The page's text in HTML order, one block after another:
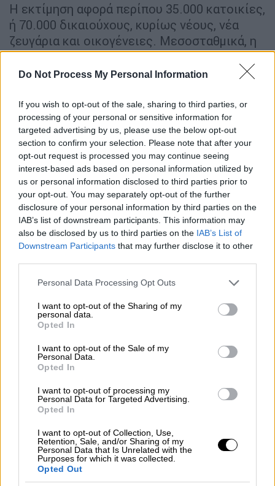
Do Not Process My Personal Information
If you wish to opt-out of the sale, sharing to third parties, or
processing of your personal or sensitive information for
targeted advertising by us, please use the below opt-out
section to confirm your selection. Please note that after your
opt-out request is processed you may continue seeing
interest-based ads based on personal information utilized by
us or personal information disclosed to third parties prior to
your opt-out. You may separately opt-out of the further
disclosure of your personal information by third parties on the
IAB’s list of downstream participants. This information may
also be disclosed by us to third parties on the IAB’s List of
Downstream Participants that may further disclose it to other
Please note that this website/app uses one or more Google
not limited to your visit or usage behaviour. You may click to
grant or deny consent to Google and its third-party tags to
use your data for below specified purposes in below Google
consent section.
Personal Data Processing Opt Outs
I want to opt-out of the Sharing of my
personal data.
Opted In
I want to opt-out of the Sale of my
Personal Data.
Opted In
I want to opt-out of processing my
Personal Data for Targeted Advertising.
Opted In
I want to opt-out of Collection, Use,
Retention, Sale, and/or Sharing of my
Personal Data that Is Unrelated with the
Purposes for which it was collected.
Opted Out
Η εκτίμηση αφορά περίπου 35.000 κατοικίες,
ή 70.000 δικαιούχους, κυρίως νέους, νέα
ζευγάρια και οικογένειες. Μεσοσταθμικά, η
εγγύηση του Δημοσίου ανά στεγαστικό
δάνειο υπολογίζεται σε 55.000€-60.000 €.
Η εγγύηση αυτή δεν θα εγγράφεται ως άμεση
δημοσιονομική δαπάνη, καθώς επιβαρύνει
τον κρατικό προϋπολογισμό μόνο σε
περίπτωση αθέτησης. Παράλληλα, το
εγγυημένο ποσό θα προσφέρεται με
χαμηλότερο επιτόκιο, μειώνοντας το
συνολικό κόστος του δανείου για τον
δικαιούχο.
Σημείωση:Η ισπανική κυβέρνηση, μέσω του
Επίσημου Ινστιτούτου Πιστώσεων (ICO),
δημιούργησε εγγυήσεις ύψους 2,5 δισ. € για
την αγορά πρώτης κατοικίας. Το μέτρο
διευκολύνει την πρόσβαση σε στεγαστικό
δάνειο για άτομα που δεν διαθέτουν επαρκή
αποταμίευση. Το εισοδηματικό όριο είναι
37.800 € ετησίως, αυξανόμενο ανάλογα με
τον αριθμό εξαρτώμενων τέκνων ή σε
καλύπτει έως το 20% του δανείου, και έως
25% για ακίνητα με ενεργειακή πιστοποίηση
D ή υψηλότερη.
3) Έλεγχοι ΑΑΔΕ - Ανειλικρινής δήλωση
εισοδήματος & «κλειστών» ακινήτων